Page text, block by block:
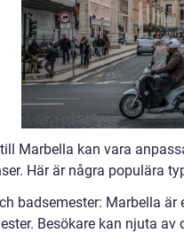
Marbella kan vara
Här är några populära
badsemester: Marbella
Besökare kan njuta